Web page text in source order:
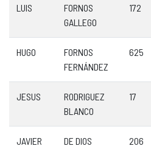
LUIS
FORNOS
GALLEGO
172
HUGO
FORNOS
FERNÁNDEZ
625
JESUS
RODRIGUEZ
BLANCO
17
JAVIER
DE DIOS
206